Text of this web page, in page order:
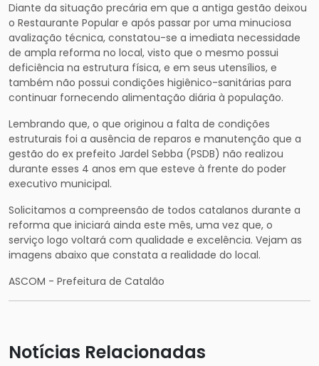
Diante da situação precária em que a antiga gestão deixou
o Restaurante Popular e após passar por uma minuciosa
avalização técnica, constatou-se a imediata necessidade
de ampla reforma no local, visto que o mesmo possui
deficiência na estrutura física, e em seus utensílios, e
também não possui condições higiênico-sanitárias para
continuar fornecendo alimentação diária à população.
Lembrando que, o que originou a falta de condições
estruturais foi a ausência de reparos e manutenção que a
gestão do ex prefeito Jardel Sebba (PSDB) não realizou
durante esses 4 anos em que esteve à frente do poder
executivo municipal.
Solicitamos a compreensão de todos catalanos durante a
reforma que iniciará ainda este mês, uma vez que, o
serviço logo voltará com qualidade e excelência. Vejam as
imagens abaixo que constata a realidade do local.
ASCOM - Prefeitura de Catalão
Notícias Relacionadas